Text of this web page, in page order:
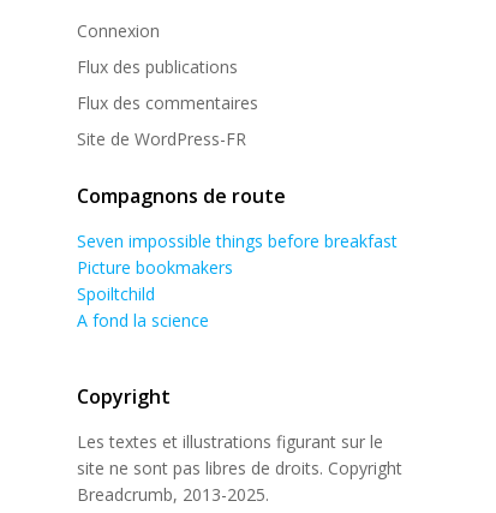
Connexion
Flux des publications
Flux des commentaires
Site de WordPress-FR
Compagnons de route
Seven impossible things before breakfast
Picture bookmakers
Spoiltchild
A fond la science
Copyright
Les textes et illustrations figurant sur le
site ne sont pas libres de droits. Copyright
Breadcrumb, 2013-2025.